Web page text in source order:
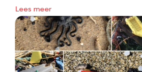
Lees meer